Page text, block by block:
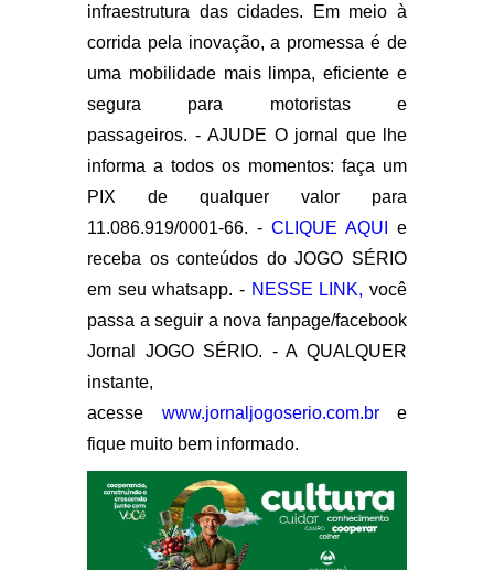
infraestrutura das cidades. Em meio à
corrida pela inovação, a promessa é de
uma mobilidade mais limpa, eficiente e
segura para motoristas e
passageiros. - AJUDE O jornal que lhe
informa a todos os momentos: faça um
PIX de qualquer valor para
11.086.919/0001-66. - CLIQUE AQUI
e
receba os conteúdos do JOGO SÉRIO
em seu whatsapp. - NESSE LINK, você
passa a seguir a nova fanpage/facebook
Jornal JOGO SÉRIO. - A QUALQUER
instante,
acesse www.jornaljogoserio.com.bre
fique muito bem informado.